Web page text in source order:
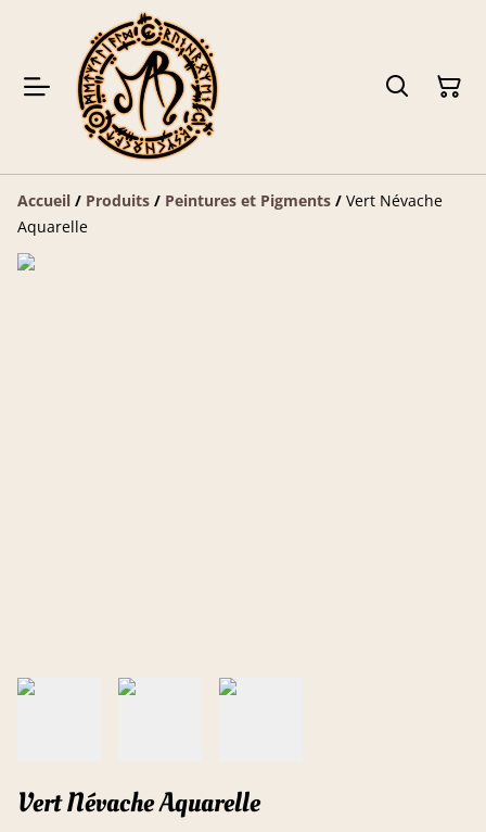
Accueil / Produits / Peintures et Pigments / Vert Névache
Aquarelle
Vert Névache Aquarelle